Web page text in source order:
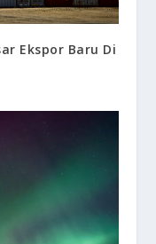
Ekspor Baru Di